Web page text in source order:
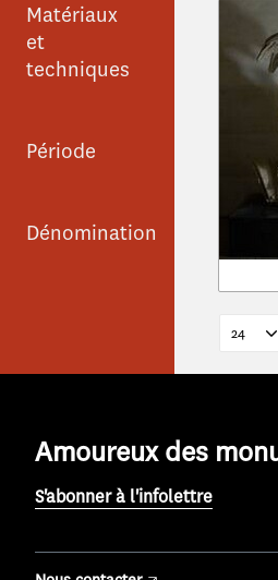
Matériaux
et
techniques
Période
Dénomination
Amoureux des
S'abonner à l'infolettre